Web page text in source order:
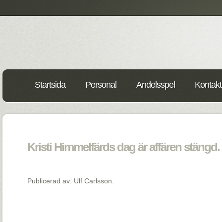
Startsida Personal Andelsspel
Kristi Himmelfärds dag är affären stängd.
Publicerad av: Ulf Carlsson.